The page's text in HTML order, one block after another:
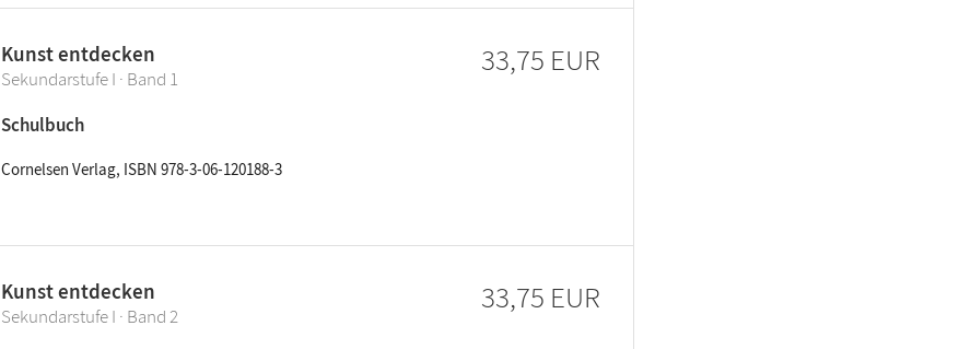
Kunst entdecken
Sekundarstufe I · Band 1
Schulbuch
Cornelsen Verlag, ISBN 978-3-06-120188-3
33,75 EUR
Kunst entdecken
Sekundarstufe I · Band 2
33,75 EUR